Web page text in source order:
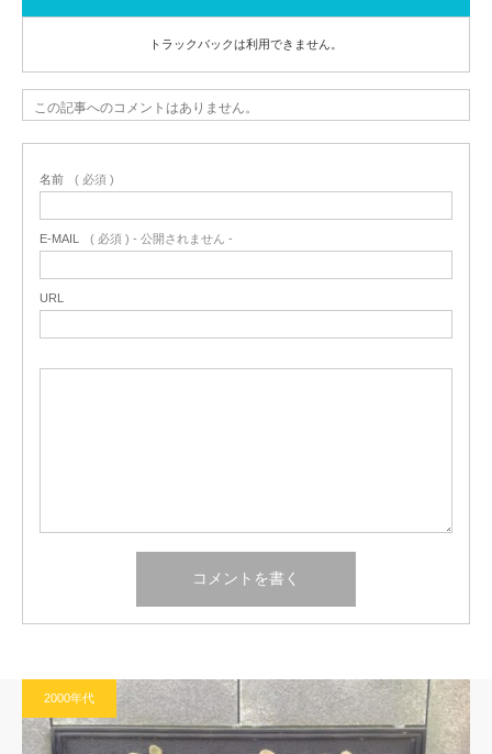
トラックバックは利用できません。
この記事へのコメントはありません。
名前 ( 必須 )
E-MAIL ( 必須 ) - 公開されません -
URL
2000年代